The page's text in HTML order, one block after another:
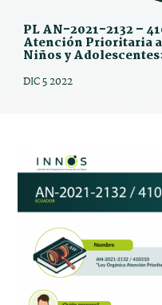
PL AN-2021-2132 –
Atención Prioritaria
Niños y
DIC 5 2022